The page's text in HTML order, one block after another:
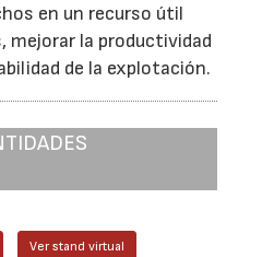
en un recurso útil
mejorar la productividad
de la explotación.
Ver stand virtual